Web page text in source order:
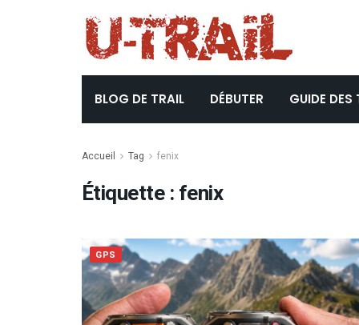
BLOG DE TRAIL DÉBUTER GUIDE DES
Accueil Tag fenix
Étiquette :fenix
GPS